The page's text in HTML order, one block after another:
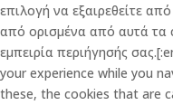
επιλογή να εξαιρεθείτε
από ορισμένα από αυτά τα
εμπειρία περιήγησής
your experience while you
these, the cookies that are